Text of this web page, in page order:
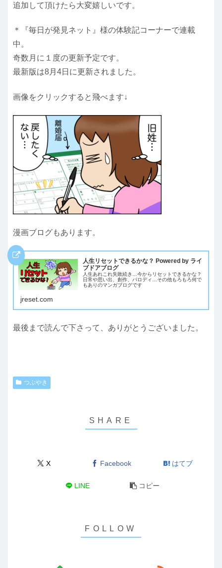
追加して頂けたら大変嬉しいです。
＊『毎日が発見ネット』様の体験記コーナーで連載
中。
奇数月に１度の更新予定です。
最新版は8月4日に更新されました。
画像をクリックすると飛べます↓
漫画ブログもあります。
人生リセットできるかな？ Powered by ライ
ブドアブログ
人生あれこれ失敗続き…今からリセットできるかな？
日常や思い出、創作、パロディ…その他もろもろ何で
もありのマンガブログです
jreset.com
最後まで読んで下さって、ありがとうございました。
つぶやき
X Facebook はてブ
LINE コピー